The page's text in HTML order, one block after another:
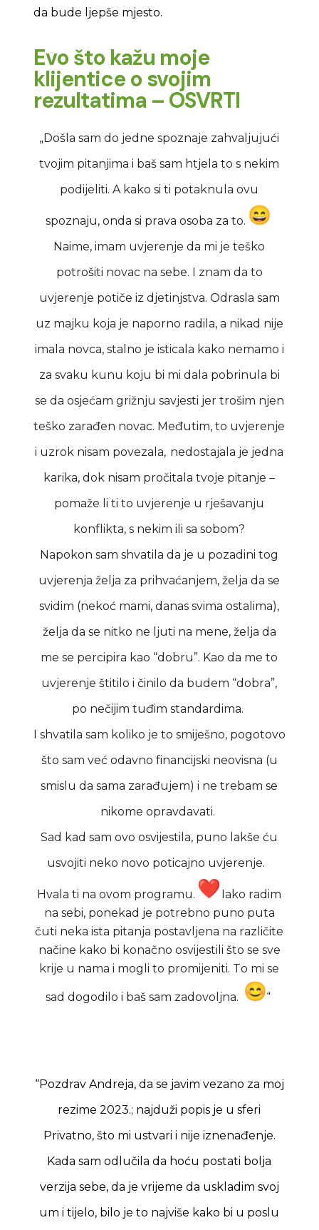
da bude ljepše mjesto.
Evo što kažu moje
klijentice o svojim
rezultatima – OSVRTI
„Došla sam do jedne spoznaje zahvaljujući
tvojim pitanjima i baš sam htjela to s nekim
podijeliti. A kako si ti potaknula ovu
spoznaju, onda si prava osoba za to.
Naime, imam uvjerenje da mi je teško
potrošiti novac na sebe. I znam da to
uvjerenje potiče iz djetinjstva. Odrasla sam
uz majku koja je naporno radila, a nikad nije
imala novca, stalno je isticala kako nemamo i
za svaku kunu koju bi mi dala pobrinula bi
se da osjećam grižnju savjesti jer trošim njen
teško zarađen novac. Međutim, to uvjerenje
i uzrok nisam povezala, nedostajala je jedna
karika, dok nisam pročitala tvoje pitanje –
pomaže li ti to uvjerenje u rješavanju
konflikta, s nekim ili sa sobom?
Napokon sam shvatila da je u pozadini tog
uvjerenja želja za prihvaćanjem, želja da se
svidim (nekoć mami, danas svima ostalima),
želja da se nitko ne ljuti na mene, želja da
me se percipira kao “dobru”. Kao da me to
uvjerenje štitilo i činilo da budem “dobra”,
po nečijim tuđim standardima.
I shvatila sam koliko je to smiješno, pogotovo
što sam već odavno financijski neovisna (u
smislu da sama zarađujem) i ne trebam se
nikome opravdavati.
Sad kad sam ovo osvijestila, puno lakše ću
usvojiti neko novo poticajno uvjerenje.
Hvala ti na ovom programu.
Iako radim
na sebi, ponekad je potrebno puno puta
čuti neka ista pitanja postavljena na različite
načine kako bi konačno osvijestili što se sve
krije u nama i mogli to promijeniti. To mi se
sad dogodilo i baš sam zadovoljna. “
“Pozdrav Andreja, da se javim vezano za moj
rezime 2023.; najduži popis je u sferi
Privatno, što mi ustvari i nije iznenađenje.
Kada sam odlučila da hoću postati bolja
verzija sebe, da je vrijeme da uskladim svoj
um i tijelo, bilo je to najviše kako bi u poslu